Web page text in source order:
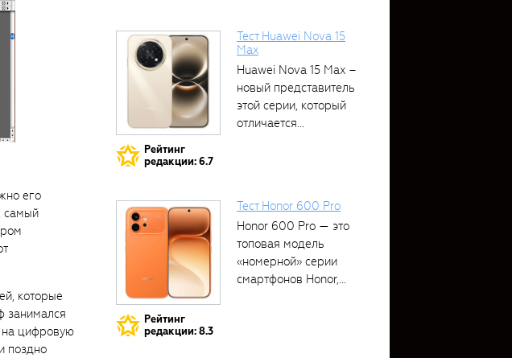
его
самый
которые
занимался
на цифровую
поздно
Рейтинг
редакции: 6.7
Тест Huawei Nova 15
Max
Huawei Nova 15 Max –
новый представитель
этой серии, который
отличается...
Рейтинг
редакции: 8.3
Тест Honor 600 Pro
Honor 600 Pro — это
топовая модель
«номерной» серии
смартфонов Honor,...